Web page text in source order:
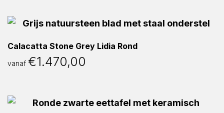
Calacatta Stone Grey Lidia Rond
vanaf €1.470,00